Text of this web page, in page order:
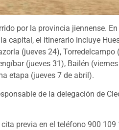
por la provincia jiennense.
capital, el itinerario incluye
(jueves 24), Torredelcampo
(jueves 31), Bailén
etapa (jueves 7 de abril).
de la delegación de
previa en el teléfono 900 109